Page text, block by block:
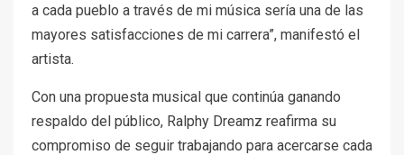
a cada pueblo a través de mi música sería una de las
mayores satisfacciones de mi carrera”, manifestó el
artista.
Con una propuesta musical que continúa ganando
respaldo del público, Ralphy Dreamz reafirma su
compromiso de seguir trabajando para acercarse cada